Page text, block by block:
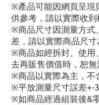
※產品可能因網頁呈現
供參考，請以實際收到
※商品尺寸因測量方式
差，請以實際商品尺
※商品如經拆封、使用
去再販售價值時，恕無
※商品以實際為主，不
※平放測量尺寸誤差+-
※如商品經過組裝後&